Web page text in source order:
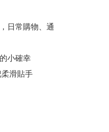
日常購物、通
小確幸
滑貼手